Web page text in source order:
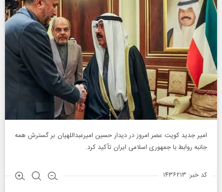
امیر جدید کویت عصر امروز در دیدار حسین امیرعبداللهیان بر گسترش همه
جانبه روابط با جمهوری اسلامی ایران تأکید کرد.
کد خبر: ۱۴۳۶۲۱۳